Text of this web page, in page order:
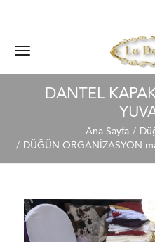
DANTEL
Ana Sayfa
DÜĞÜN ORGANİZASYON